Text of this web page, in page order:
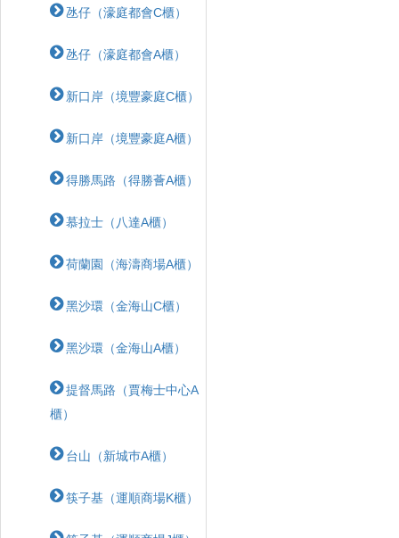
氹仔（濠庭都會C櫃）
氹仔（濠庭都會A櫃）
新口岸（境豐豪庭C櫃）
新口岸（境豐豪庭A櫃）
得勝馬路（得勝薈A櫃）
慕拉士（八達A櫃）
荷蘭園（海濤商場A櫃）
黑沙環（金海山C櫃）
黑沙環（金海山A櫃）
提督馬路（賈梅士中心A
櫃）
台山（新城巿A櫃）
筷子基（運順商場K櫃）